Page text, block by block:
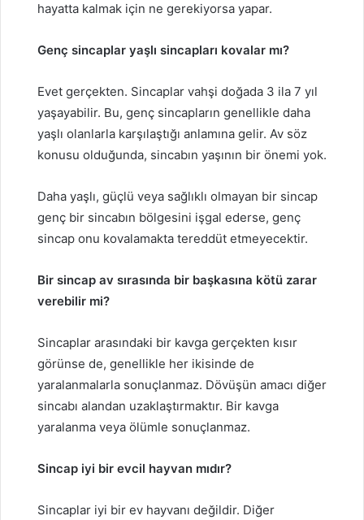
hayatta kalmak için ne gerekiyorsa yapar.
Genç sincaplar yaşlı sincapları kovalar mı?
Evet gerçekten. Sincaplar vahşi doğada 3 ila 7 yıl
yaşayabilir. Bu, genç sincapların genellikle daha
yaşlı olanlarla karşılaştığı anlamına gelir. Av söz
konusu olduğunda, sincabın yaşının bir önemi yok.
Daha yaşlı, güçlü veya sağlıklı olmayan bir sincap
genç bir sincabın bölgesini işgal ederse, genç
sincap onu kovalamakta tereddüt etmeyecektir.
Bir sincap av sırasında bir başkasına kötü zarar
verebilir mi?
Sincaplar arasındaki bir kavga gerçekten kısır
görünse de, genellikle her ikisinde de
yaralanmalarla sonuçlanmaz. Dövüşün amacı diğer
sincabı alandan uzaklaştırmaktır. Bir kavga
yaralanma veya ölümle sonuçlanmaz.
Sincap iyi bir evcil hayvan mıdır?
Sincaplar iyi bir ev hayvanı değildir. Diğer